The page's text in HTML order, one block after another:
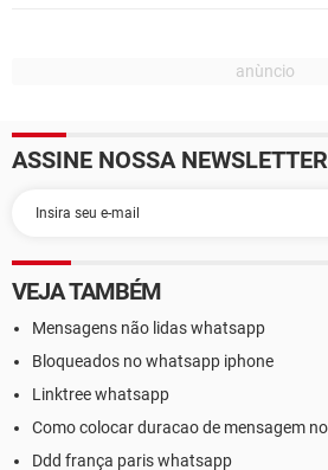
ASSINE NOSSA
VEJA TAMBÉM
Mensagens não lidas whatsapp
Bloqueados no whatsapp iphone
Linktree whatsapp
Como colocar duracao de mensagem
Ddd frança paris whatsapp